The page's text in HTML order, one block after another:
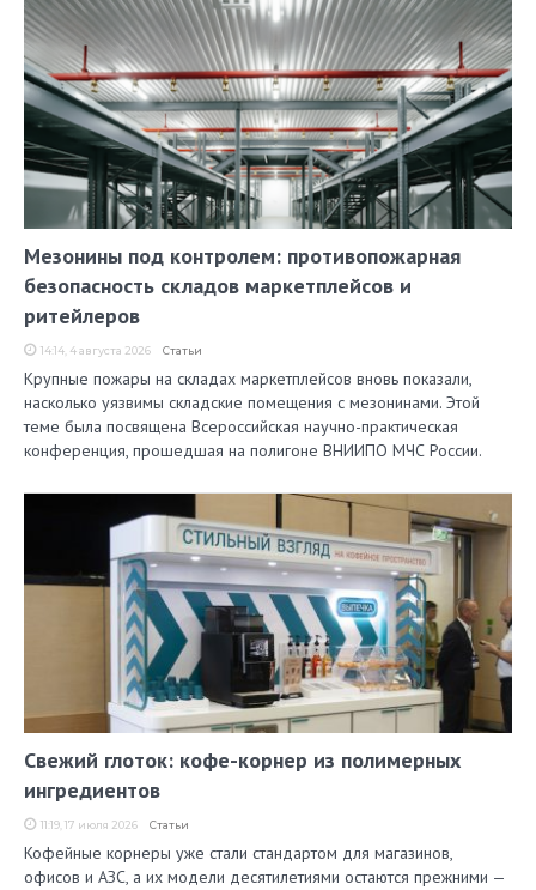
Мезонины под контролем: противопожарная
безопасность складов маркетплейсов и
ритейлеров
14:14, 4 августа 2026 Статьи
Крупные пожары на складах маркетплейсов вновь показали,
насколько уязвимы складские помещения с мезонинами. Этой
теме была посвящена Всероссийская научно-практическая
конференция, прошедшая на полигоне ВНИИПО МЧС России.
Свежий глоток: кофе-корнер из полимерных
ингредиентов
11:19, 17 июля 2026 Статьи
Кофейные корнеры уже стали стандартом для магазинов,
офисов и АЗС, а их модели десятилетиями остаются прежними —